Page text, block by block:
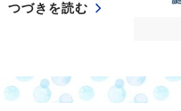
つづきを読む